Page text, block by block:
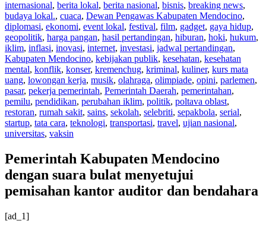
internasional, berita lokal, berita nasional, bisnis, breaking news,
budaya lokal., cuaca, Dewan Pengawas Kabupaten Mendocino,
diplomasi, ekonomi, event lokal, festival, film, gadget, gaya hidup,
geopolitik, harga pangan, hasil pertandingan, hiburan, hoki, hukum,
iklim, inflasi, inovasi, internet, investasi, jadwal pertandingan,
Kabupaten Mendocino, kebijakan publik, kesehatan, kesehatan
mental, konflik, konser, kremenchug, kriminal, kuliner, kurs mata
uang, lowongan kerja, musik, olahraga, olimpiade, opini, parlemen,
pasar, pekerja pemerintah, Pemerintah Daerah, pemerintahan,
pemilu, pendidikan, perubahan iklim, politik, poltava oblast,
restoran, rumah sakit, sains, sekolah, selebriti, sepakbola, serial,
startup, tata cara, teknologi, transportasi, travel, ujian nasional,
universitas, vaksin
Pemerintah Kabupaten Mendocino
dengan suara bulat menyetujui
pemisahan kantor auditor dan bendahara
[ad_1]